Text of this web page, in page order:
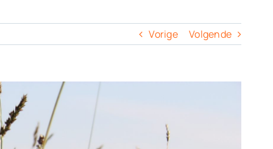
Vorige Volgende